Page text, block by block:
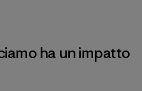
ha un impatto